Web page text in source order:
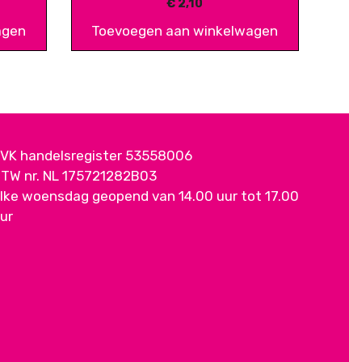
Toevoegen aan winkelwagen
handelsregister 53558006
nr. NL 175721282B03
woensdag geopend van 14.00 uur tot 17.00